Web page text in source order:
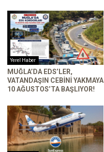
Yerel Haber
MUĞLA’DA EDS’LER,
VATANDAŞIN CEBINI YAKMAYA
10 AĞUSTOS’TA BAŞLIYOR!